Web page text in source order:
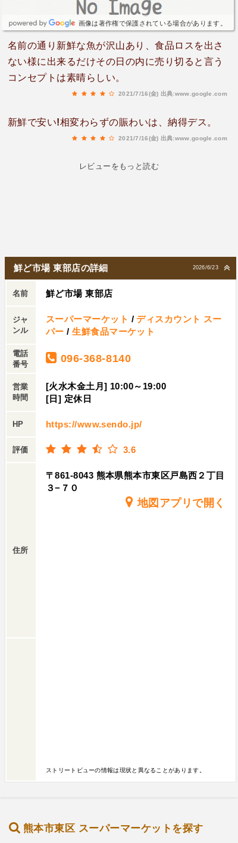
画像は著作権で保護されている場合があります。
名前の通り新鮮な魚が沢山あり、食品ロスを出さ
ない様に出来るだけその日の内に売り切ると言う
コンセプトは素晴らしい。
2021/7/16(金) 出典:www.google.com
新鮮で安い!相変わらずの賑わいは、納得デス。
2021/7/16(金) 出典:www.google.com
レビューをもっと読む
2026/6/23
鮮ど市場 東部店の詳細
名前 鮮ど市場 東部店
ジャ
ンル
スーパーマーケット /ディスカウント スー
パー /生鮮食品マーケット
電話
番号
096-368-8140
営業
時間
[火水木金土月] 10:00～19:00
[日] 定休日
HP https://www.sendo.jp/
評価 3.6
住所
〒861-8043 熊本県熊本市東区戸島西２丁目
３−７０
地図アプリで開く
ストリートビューの情報は現状と異なることがあります。
熊本市東区 スーパーマーケットを探す